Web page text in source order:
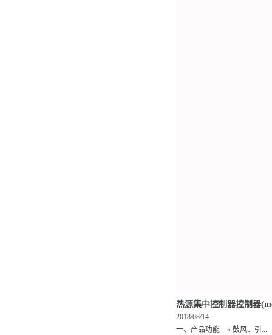
热源集中控制器控制器
2018/08/14
一、产品功能 » 鼓风、引...